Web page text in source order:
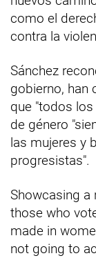
como el
contra la
Sánchez
gobierno, han
que "todos
de género
las mujeres y
progresistas".
Showcasing
those who
made in
not going to